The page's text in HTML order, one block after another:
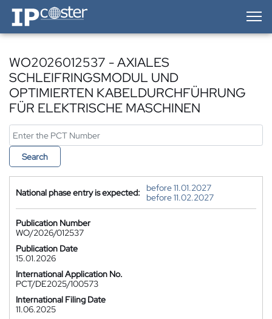
IP-Coster — Home
WO2026012537 - AXIALES
SCHLEIFRINGSMODUL UND
OPTIMIERTEN KABELDURCHFÜHRUNG
FÜR ELEKTRISCHE MASCHINEN
Search
National phase entry is expected:
before 11.01.2027
before 11.02.2027
Publication Number
WO/2026/012537
Publication Date
15.01.2026
International Application No.
PCT/DE2025/100573
International Filing Date
11.06.2025